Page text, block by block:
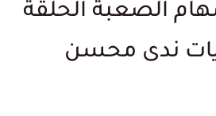
الصعبة الحلقة